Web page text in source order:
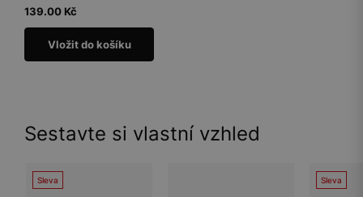
139.00 Kč
Vložit do košíku
Sestavte si vlastní vzhled
Sleva Sleva